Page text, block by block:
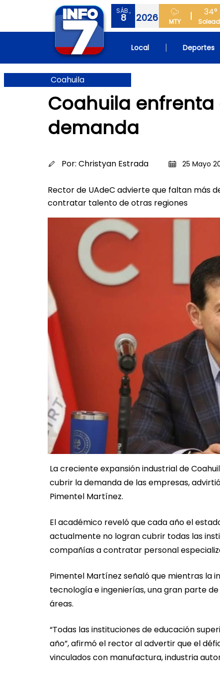
SÁB.,
8 2026 MTY
34°
Local Deportes
Coahuila
Coahuila
demanda
Por: Christyan Estrada 25 Mayo
Rector de UAdeC advierte que faltan más
contratar talento de otras regiones
La creciente expansión industrial de
cubrir la demanda de las empresas,
Pimentel Martínez.
El académico reveló que cada año el
actualmente no logran cubrir todas las
compañías a contratar personal
Pimentel Martínez señaló que mientras la
tecnología e ingenierías, una gran parte
áreas.
“Todas las instituciones de educación
año”, afirmó el rector al advertir que el
vinculados con manufactura, industria